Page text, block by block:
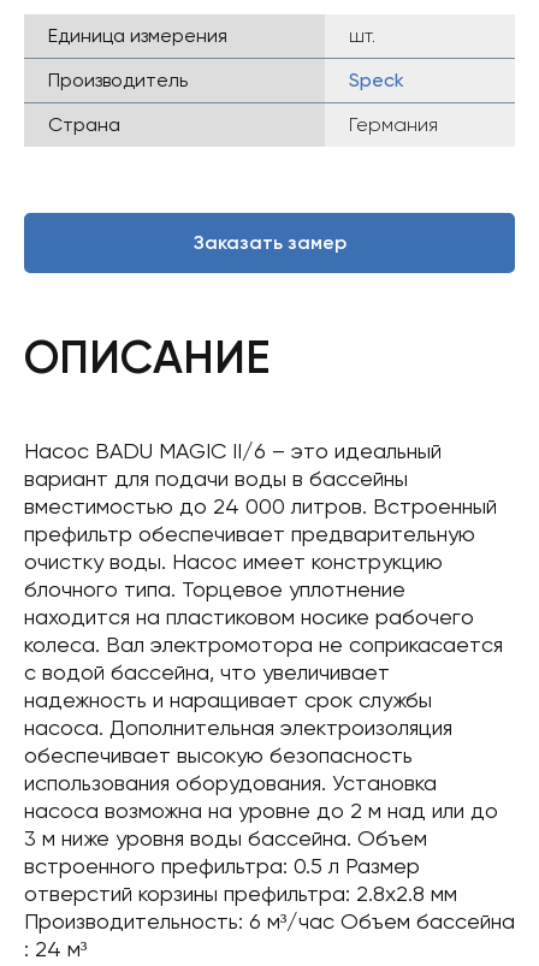
Единица измерения
шт.
Производитель
Speck
Страна
Германия
Заказать замер
ОПИСАНИЕ
Насос BADU MAGIC II/6 – это идеальный
вариант для подачи воды в бассейны
вместимостью до 24 000 литров. Встроенный
префильтр обеспечивает предварительную
очистку воды. Насос имеет конструкцию
блочного типа. Торцевое уплотнение
находится на пластиковом носике рабочего
колеса. Вал электромотора не соприкасается
с водой бассейна, что увеличивает
надежность и наращивает срок службы
насоса. Дополнительная электроизоляция
обеспечивает высокую безопасность
использования оборудования. Установка
насоса возможна на уровне до 2 м над или до
3 м ниже уровня воды бассейна. Объем
встроенного префильтра: 0.5 л Размер
отверстий корзины префильтра: 2.8х2.8 мм
Производительность: 6 м³/час Объем бассейна
: 24 м³